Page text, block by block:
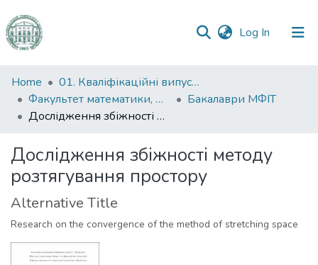
Log In (current)
Communities
&
Collections
Statistics
Home
01. Кваліфікаційні випускні роботи здобувачів вищої освіти
Факультет математики, фізики та інформаційних технологій
Бакалаври МФІТ
Дослідження збіжності методу розтягування простору
Дослідження збіжності методу
розтягування простору
Alternative Title
Research on the convergence of the method of stretching space